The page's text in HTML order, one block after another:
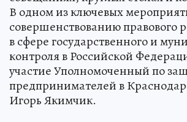
В одном из ключевых
совершенствованию правового
в сфере государственного и
контроля в Российской
участие Уполномоченный по
предпринимателей в
Игорь Якимчик.